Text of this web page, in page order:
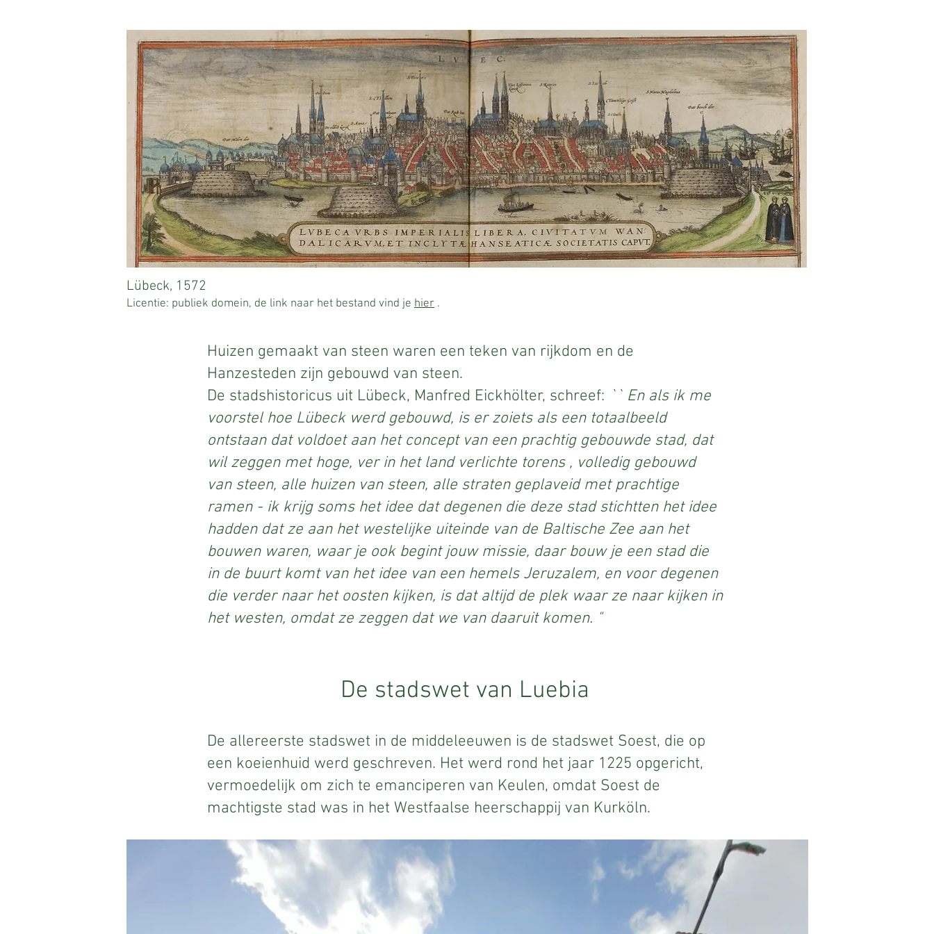
Lübeck, 1572
Licentie: publiek domein, de link naar het bestand vind je hier .
Huizen gemaakt van steen waren een teken van rijkdom en de
Hanzesteden zijn gebouwd van steen.
De stadshistoricus uit Lübeck, Manfred Eickhölter, schreef: `` En als ik me
voorstel hoe Lübeck werd gebouwd, is er zoiets als een totaalbeeld
ontstaan ​​dat voldoet aan het concept van een prachtig gebouwde stad, dat
wil zeggen met hoge, ver in het land verlichte torens , volledig gebouwd
van steen, alle huizen van steen, alle straten geplaveid met prachtige
ramen - ik krijg soms het idee dat degenen die deze stad stichtten het idee
hadden dat ze aan het westelijke uiteinde van de Baltische Zee aan het
bouwen waren, waar je ook begint jouw missie, daar bouw je een stad die
in de buurt komt van het idee van een hemels Jeruzalem, en voor degenen
die verder naar het oosten kijken, is dat altijd de plek waar ze naar kijken in
het westen, omdat ze zeggen dat we van daaruit komen. "
De stadswet van Luebia
De allereerste stadswet in de middeleeuwen is de stadswet Soest, die op
een koeienhuid werd geschreven. Het werd rond het jaar 1225 opgericht,
vermoedelijk om zich te emanciperen van Keulen, omdat Soest de
machtigste stad was in het Westfaalse heerschappij van Kurköln.